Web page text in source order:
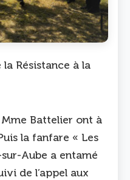
Résistance à la
Battelier ont à
la fanfare « Les
Aube a entamé
de l’appel aux